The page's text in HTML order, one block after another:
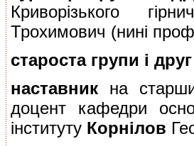
Криворізького
Трохимович (нині
староста групи і друг
наставник на
доцент кафедри
інституту Корнілов